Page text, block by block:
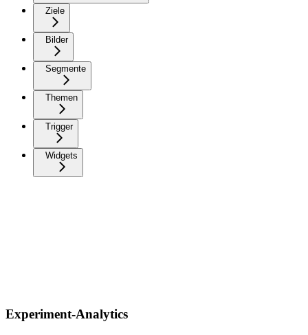
Ziele
Bilder
Segmente
Themen
Trigger
Widgets
Experiment-Analytics